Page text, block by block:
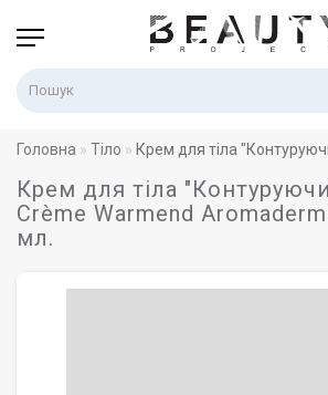
Головна Тіло Крем для тіла
Крем для тіла
Crème Warmend
мл.